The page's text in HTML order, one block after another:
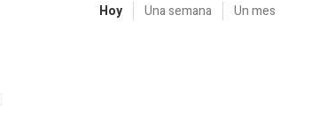
Hoy Una semana Un mes